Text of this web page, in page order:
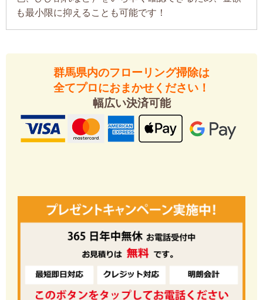
も最小限に抑えることも可能です！
群馬県内のフローリング掃除は
全てプロにおまかせください！
幅広い決済可能